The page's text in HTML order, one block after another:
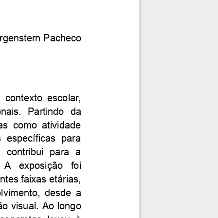
Pacheco
contexto escolar,
Partindo
da
como atividade
específicas
para
contribui para
a
A exposição
foi
faixas etárias,
desde a
visual. Ao longo